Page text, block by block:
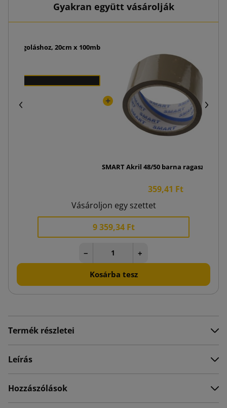
Gyakran együtt vásárolják
20cm x 100mb
SMART Akril 48/50 barna
359,41 Ft
Vásároljon egy szettet
9 359,34 Ft
− +
Kosárba tesz
Termék részletei
Leírás
Hozzászólások